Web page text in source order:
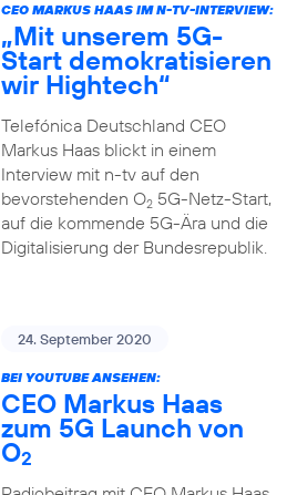
CEO MARKUS HAAS IM N-TV-INTERVIEW:
„Mit unserem 5G-
Start demokratisieren
wir Hightech“
Telefónica Deutschland CEO
Markus Haas blickt in einem
Interview mit n-tv auf den
bevorstehenden O25G-Netz-Start,
auf die kommende 5G-Ära und die
Digitalisierung der Bundesrepublik.
24. September 2020
BEI YOUTUBE ANSEHEN:
CEO Markus Haas
zum 5G Launch von
O2